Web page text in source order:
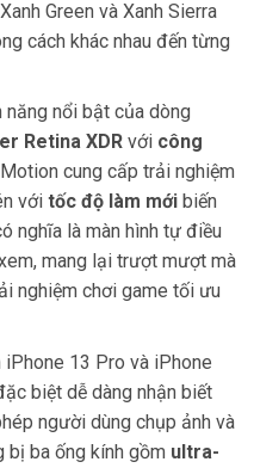
Green và Xanh Sierra
cách khác nhau đến từng
nổi bật của dòng
Retina XDR với công
cung cấp trải nghiệm
với tốc độ làm mới biến
nghĩa là màn hình tự điều
mang lại trượt mượt mà
nghiệm chơi game tối ưu
iPhone 13 Pro và iPhone
biệt dễ dàng nhận biết
người dùng chụp ảnh và
bị ba ống kính gồm ultra-